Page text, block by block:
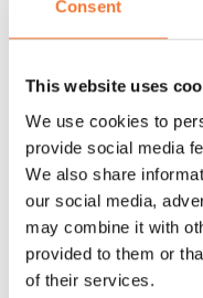
Consent
This website uses
We use cookies to
provide social media
We also share
our social media,
may combine it with
provided to them or
of their services.
Service